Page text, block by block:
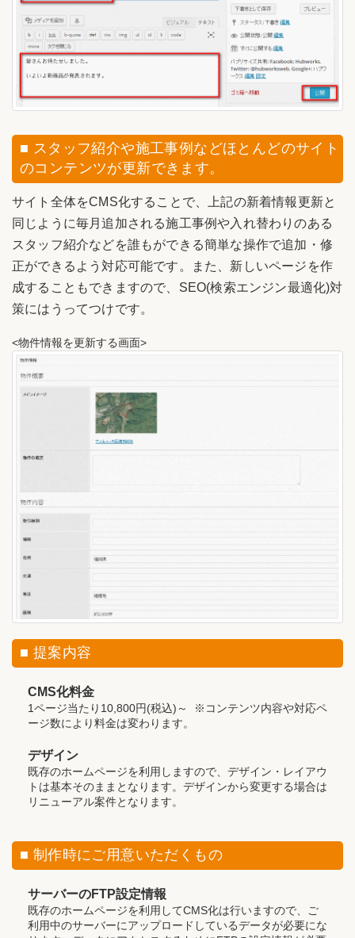
■ スタッフ紹介や施工事例などほとんどのサイト
のコンテンツが更新できます。
サイト全体をCMS化することで、上記の新着情報更新と
同じように毎月追加される施工事例や入れ替わりのある
スタッフ紹介などを誰もができる簡単な操作で追加・修
正ができるよう対応可能です。また、新しいページを作
成することもできますので、SEO(検索エンジン最適化)対
策にはうってつけです。
<物件情報を更新する画面>
■ 提案内容
CMS化料金
1ページ当たり10,800円(税込)～ ※コンテンツ内容や対応ペ
ージ数により料金は変わります。
デザイン
既存のホームページを利用しますので、デザイン・レイアウ
トは基本そのままとなります。デザインから変更する場合は
リニューアル案件となります。
■ 制作時にご用意いただくもの
サーバーのFTP設定情報
既存のホームページを利用してCMS化は行いますので、ご
利用中のサーバーにアップロードしているデータが必要にな